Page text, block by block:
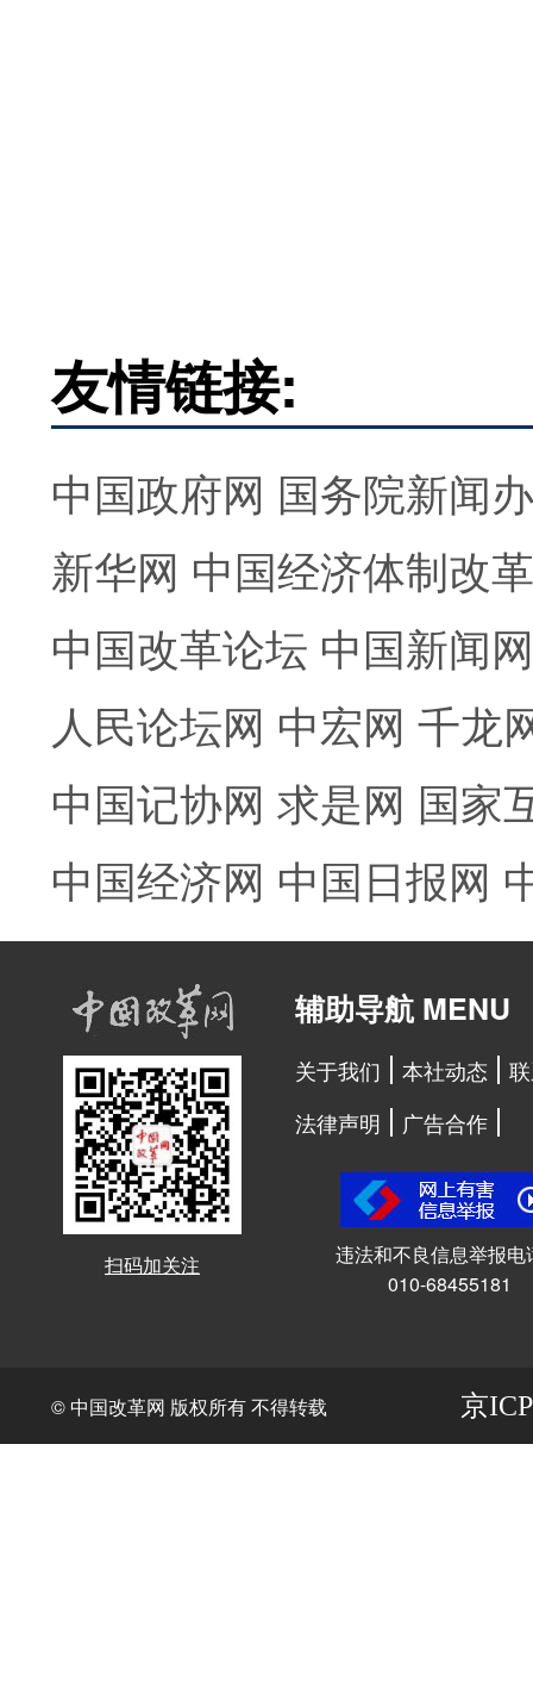
友情链接:
中国政府网 国务院新闻
新华网 中国经济体制改
中国改革论坛 中国新闻网
人民论坛网 中宏网 千龙
中国记协网 求是网 国家
中国经济网 中国日报网
扫码加关注
辅助导航 MENU
关于我们 本社动态
法律声明
广告合作
违法和不良信息举报电
010-68455181
© 中国改革网 版权所有 不得转载 京